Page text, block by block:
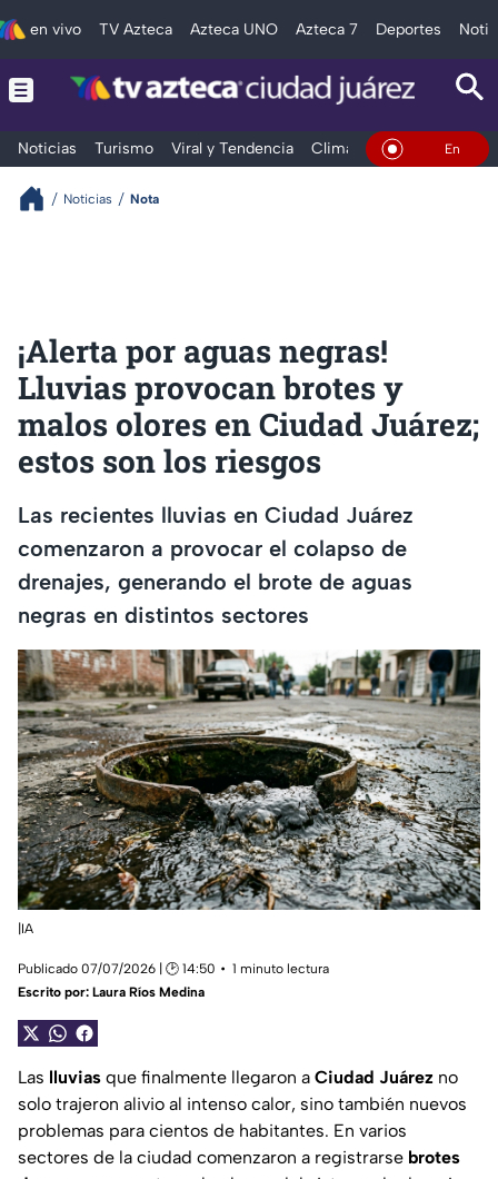
en vivo TV Azteca Azteca UNO Azteca 7 Deportes
Noticias Turismo Viral y Tendencia Clima Deportes En Vivo
Noticias Nota
¡Alerta por aguas negras!
Lluvias provocan brotes y
malos olores en Ciudad Juárez;
estos son los riesgos
Las recientes lluvias en Ciudad Juárez
comenzaron a provocar el colapso de
drenajes, generando el brote de aguas
negras en distintos sectores
|IA
Publicado 07/07/2026 | 🕑 14:50
1 minuto lectura
Escrito por: Laura Ríos Medina
Las lluvias que finalmente llegaron a Ciudad Juárez no
solo trajeron alivio al intenso calor, sino también nuevos
problemas para cientos de habitantes. En varios
sectores de la ciudad comenzaron a registrarse brotes